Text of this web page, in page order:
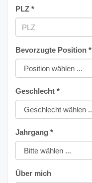
PLZ *
Bevorzugte Position *
Geschlecht *
Jahrgang *
Über mich